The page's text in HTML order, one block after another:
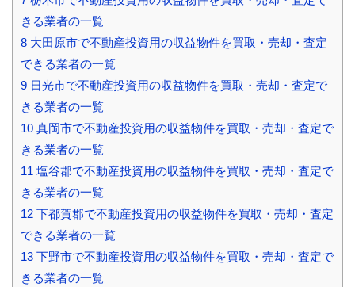
きる業者の一覧
8 大田原市で不動産投資用の収益物件を買取・売却・査定
できる業者の一覧
9 日光市で不動産投資用の収益物件を買取・売却・査定で
きる業者の一覧
10 真岡市で不動産投資用の収益物件を買取・売却・査定で
きる業者の一覧
11 塩谷郡で不動産投資用の収益物件を買取・売却・査定で
きる業者の一覧
12 下都賀郡で不動産投資用の収益物件を買取・売却・査定
できる業者の一覧
13 下野市で不動産投資用の収益物件を買取・売却・査定で
きる業者の一覧